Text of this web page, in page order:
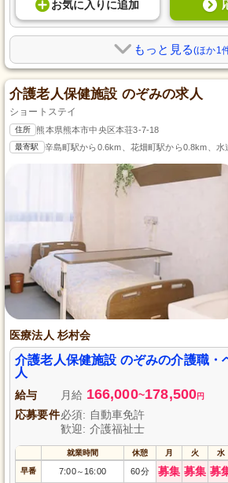
お気に入り に追加
もっと見る(ほか1
介護老人保健施設 のぞみの求人
ショートステイ
住所 熊本県熊本市中央区本荘3-7-18
最寄駅 辛島町駅から0.6km、花畑町駅から0.8km、水
医療法人 杉村会
介護老人保健施設 のぞみの介護職・
人
給与 月給 166,000~178,500円
応募要件必須: 自動車免許
歓迎: 介護福祉士
就業時間 休憩 月 火 水
早番 7:00～ 16:00 60分 募集 募集 募